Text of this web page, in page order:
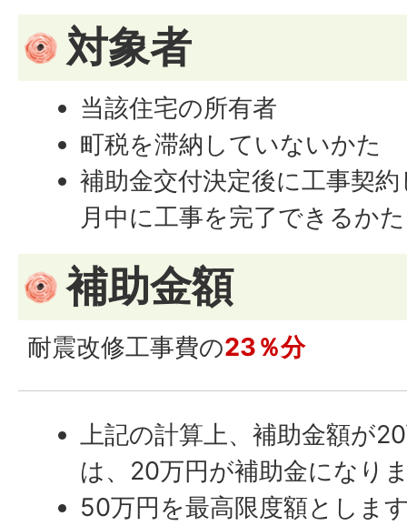
対象者
当該住宅の所有者
町税を滞納していないかた
補助金交付決定後に工事契
月中に工事を完了できるかた
補助金額
耐震改修工事費の23％分
上記の計算上、補助金額が
は、20万円が補助金になり
50万円を最高限度額としま